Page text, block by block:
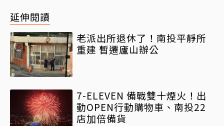
延伸閱讀
老派出所退休了！南投平靜所
重建 暫遷廬山辦公
7-ELEVEN 備戰雙十煙火！出
動OPEN行動購物車、南投22
店加倍備貨